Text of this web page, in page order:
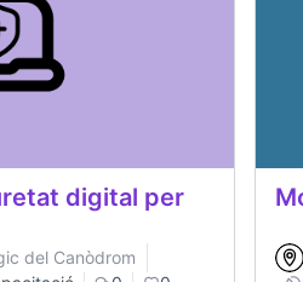
digital per
del Canòdrom